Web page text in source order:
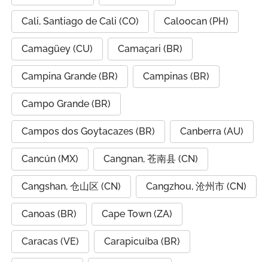
Cali, Santiago de Cali (CO) Caloocan (PH)
Camagüey (CU) Camaçari (BR)
Campina Grande (BR) Campinas (BR)
Campo Grande (BR)
Campos dos Goytacazes (BR) Canberra (AU)
Cancún (MX) Cangnan, 苍南县 (CN)
Cangshan, 仓山区 (CN) Cangzhou, 沧州市 (CN)
Canoas (BR) Cape Town (ZA)
Caracas (VE) Carapicuíba (BR)